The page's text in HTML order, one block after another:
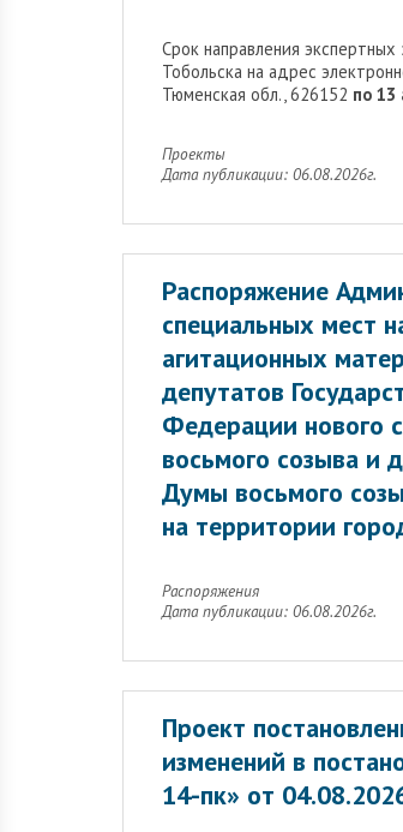
Cрок направления
Тобольска на адрес
Тюменская обл., 626152 по 13
Проекты
Дата публикации: 06.08.2026г.
Распоряжение
специальных мест
агитационных
депутатов
Федерации нового
восьмого созыва и
Думы восьмого
на территории
Распоряжения
Дата публикации: 06.08.2026г.
Проект
изменений в
14-пк» от